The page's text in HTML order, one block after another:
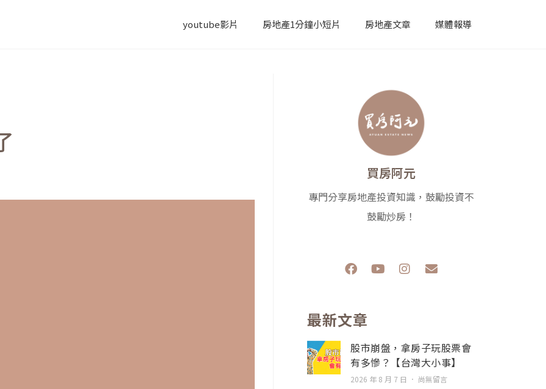
youtube影片 房地產1分鐘小短片 房地產文章 媒體報導
買房阿元
專門分享房地產投資知識，鼓勵投資不
鼓勵炒房！
F
a
b
o
o
k
Y
o
e
I
n
r
a
m
E
n
p
e
最新文章
股市崩盤，拿房子玩股票會
有多慘？【台灣大小事】
2026 年 8 月 7 日 尚無留言